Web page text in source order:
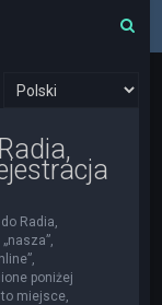
Radia,
poniżej
miejsce,